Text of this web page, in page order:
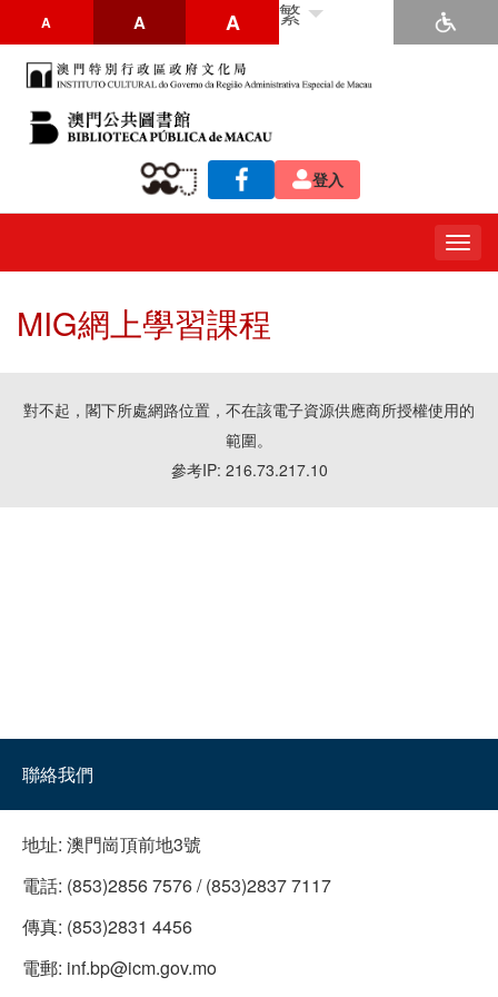
A A A 繁
登入
MIG網上學習課程
對不起，閣下所處網路位置，不在該電子資源供應商所授權使用的
範圍。
參考IP: 216.73.217.10
聯絡我們
地址: 澳門崗頂前地3號
電話: (853)2856 7576 / (853)2837 7117
傳真: (853)2831 4456
電郵: inf.bp@icm.gov.mo